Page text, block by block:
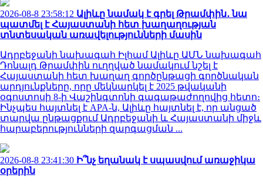
2026-08-8 23:58:12 Ալիևը նամակ է գրել Թրամփին․ նա
պատմել է Հայաստանի հետ խաղաղության
տնտեսական առավելությունների մասին
Ադրբեջանի նախագահ Իլհամ Ալիևը ԱՄՆ նախագահ
Դոնալդ Թրամփին ուղղված նամակում նշել է
Հայաստանի հետ խաղաղ գործընթացի գործնական
արդյունքները, որը մեկնարկել է 2025 թվականի
օգոստոսի 8-ի Վաշինգտոնի գագաթաժողովից հետո։
Ինչպես հայտնել է APA-ն, Ալիևը հայտնել է, որ անցած
տարվա ընթացքում Ադրբեջանի և Հայաստանի միջև
հարաբերությունների զարգացման ...
2026-08-8 23:41:30 Ի՞նչ եղանակ է սպասվում առաջիկա
օրերին